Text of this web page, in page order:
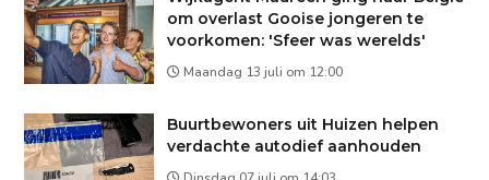
om overlast Gooise jongeren te
voorkomen: 'Sfeer was werelds'
Maandag 13 juli om 12:00
Buurtbewoners uit Huizen helpen
verdachte autodief aanhouden